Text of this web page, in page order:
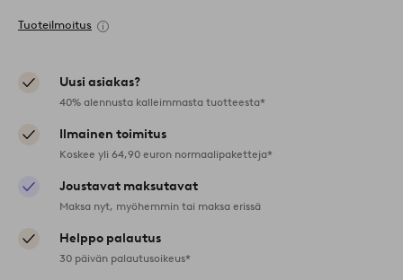
Tuoteilmoitus
Uusi asiakas?
40% alennusta kalleimmasta tuotteesta*
Ilmainen toimitus
Koskee yli 64,90 euron normaalipaketteja*
Joustavat maksutavat
Maksa nyt, myöhemmin tai maksa erissä
Helppo palautus
30 päivän palautusoikeus*